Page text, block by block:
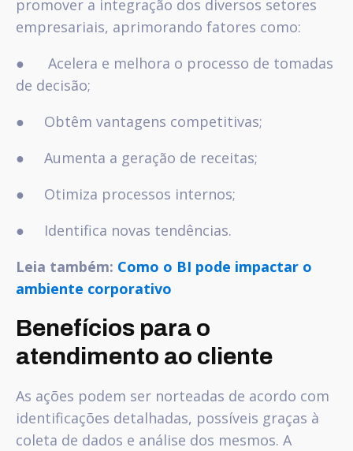
promover a integração dos diversos setores
empresariais, aprimorando fatores como:
● Acelera e melhora o processo de tomadas
de decisão;
● Obtêm vantagens competitivas;
● Aumenta a geração de receitas;
● Otimiza processos internos;
● Identifica novas tendências.
Leia também: Como o BI pode impactar o
ambiente corporativo
Benefícios para o
atendimento ao cliente
As ações podem ser norteadas de acordo com
identificações detalhadas, possíveis graças à
coleta de dados e análise dos mesmos. A